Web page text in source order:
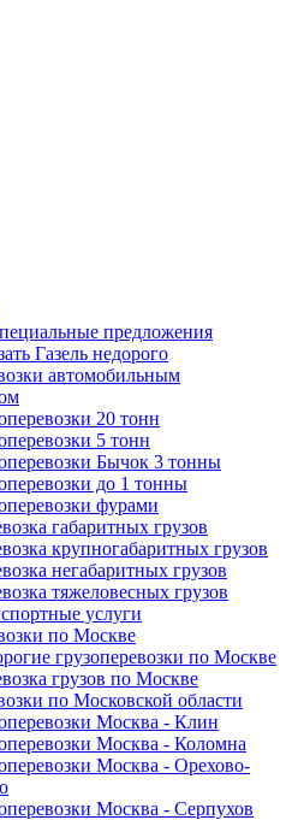
предложения
Газель недорого
автомобильным
20 тонн
5 тонн
Бычок 3 тонны
до 1 тонны
фурами
габаритных грузов
крупногабаритных грузов
негабаритных грузов
тяжеловесных грузов
услуги
по Москве
грузоперевозки по Москве
грузов по Москве
по Московской области
Москва - Клин
Москва - Коломна
Москва - Орехово-
Москва - Серпухов